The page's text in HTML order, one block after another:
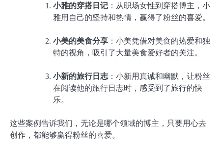
小雅的穿搭日记 ：从职场女性到穿搭博主，小
雅用自己的坚持和热情，赢得了粉丝的喜爱。
小美的美食分享 ：小美凭借对美食的热爱和独
特的视角，吸引了大量美食爱好者的关注。
小新的旅行日志 ：小新用真诚和幽默，让粉丝
在阅读他的旅行日志时，感受到了旅行的快
乐。
这些案例告诉我们，无论是哪个领域的博主，只要用心去
创作，都能够赢得粉丝的喜爱。